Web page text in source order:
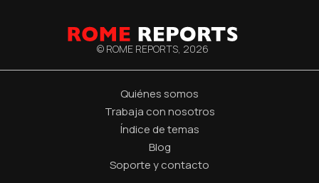
© ROME REPORTS, 2026
Quiénes somos
Trabaja con nosotros
Índice de temas
Blog
Soporte y contacto